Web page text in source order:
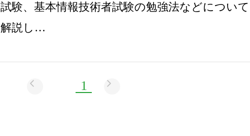
試験、基本情報技術者試験の勉強法などについて
解説し…
1